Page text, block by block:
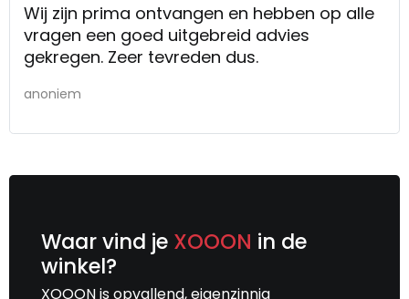
Wij zijn prima ontvangen en hebben op alle
vragen een goed uitgebreid advies
gekregen. Zeer tevreden dus.
anoniem
Waar vind je XOOON in de
winkel?
XOOON is opvallend, eigenzinnig